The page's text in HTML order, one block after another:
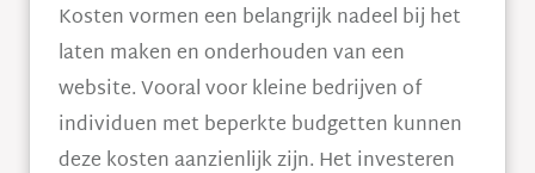
Kosten vormen een belangrijk nadeel bij het
laten maken en onderhouden van een
website. Vooral voor kleine bedrijven of
individuen met beperkte budgetten kunnen
deze kosten aanzienlijk zijn. Het investeren